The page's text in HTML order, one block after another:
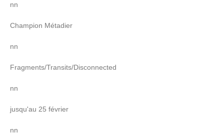
nn
Champion Métadier
nn
Fragments/Transits/Disconnected
nn
jusqu'au 25 février
nn